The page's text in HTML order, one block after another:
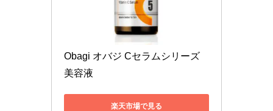
Obagi オバジ Cセラムシリーズ
美容液
楽天市場で見る